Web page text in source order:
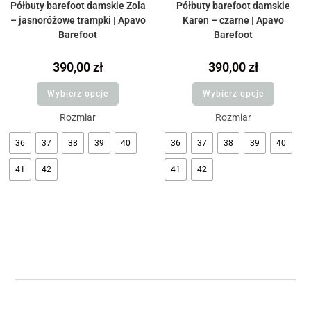
Półbuty barefoot damskie Zola
– jasnoróżowe trampki | Apavo
Barefoot
390,00zł
Wybierz opcje
Rozmiar
36 37 38 39 40
41 42
Półbuty barefoot damskie
Karen – czarne | Apavo
Barefoot
390,00zł
Wybierz opcje
Rozmiar
36 37 38 39 40
41 42